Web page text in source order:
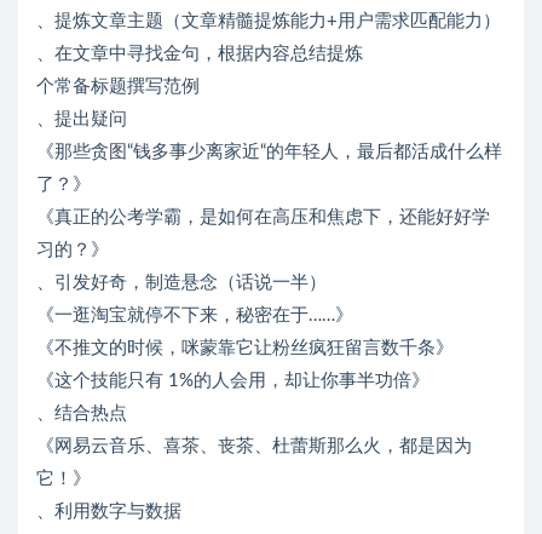
、提炼文章主题（文章精髓提炼能力+用户需求匹配能力）
、在文章中寻找金句，根据内容总结提炼
个常备标题撰写范例
、提出疑问
《那些贪图“钱多事少离家近“的年轻人，最后都活成什么样
了？》
《真正的公考学霸，是如何在高压和焦虑下，还能好好学
习的？》
、引发好奇，制造悬念（话说一半）
《一逛淘宝就停不下来，秘密在于……》
《不推文的时候，咪蒙靠它让粉丝疯狂留言数千条》
《这个技能只有 1%的人会用，却让你事半功倍》
、结合热点
《网易云音乐、喜茶、丧茶、杜蕾斯那么火，都是因为
它！》
、利用数字与数据